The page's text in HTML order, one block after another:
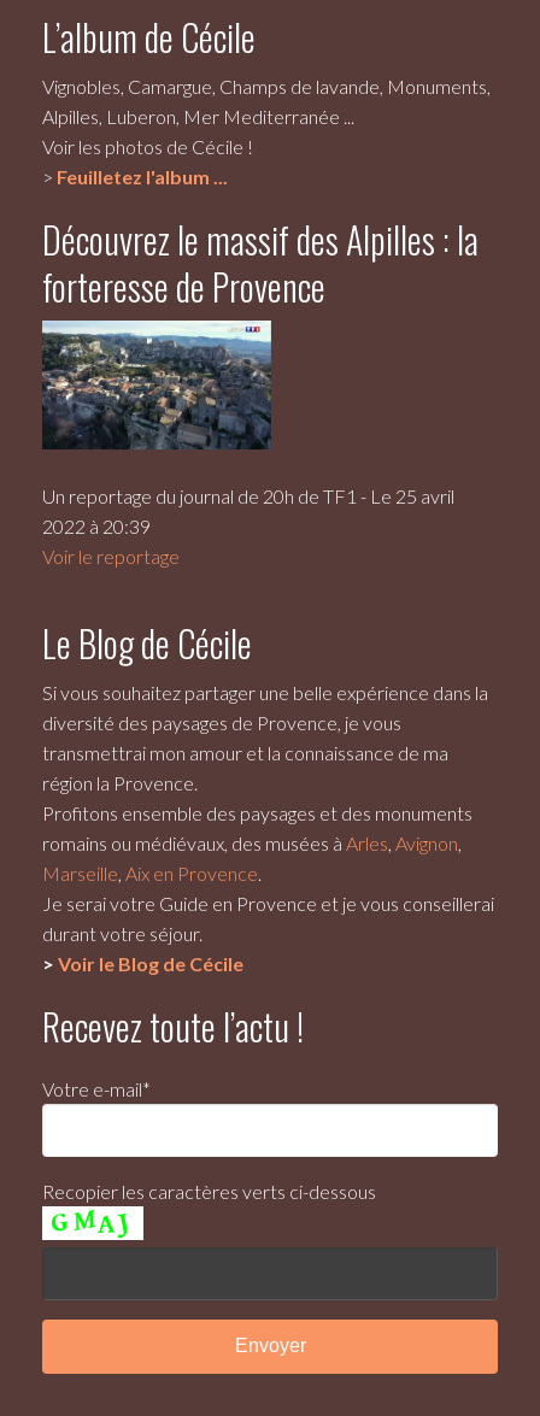
L’album de Cécile
Vignobles, Camargue, Champs de lavande, Monuments,
Alpilles, Luberon, Mer Mediterranée ...
Voir les photos de Cécile !
> Feuilletez l'album ...
Découvrez le massif des Alpilles : la
forteresse de Provence
Un reportage du journal de 20h de TF1 - Le 25 avril
2022 à 20:39
Voir le reportage
Le Blog de Cécile
Si vous souhaitez partager une belle expérience dans la
diversité des paysages de Provence, je vous
transmettrai mon amour et la connaissance de ma
région la Provence.
Profitons ensemble des paysages et des monuments
romains ou médiévaux, des musées à Arles Avignon
Marseille Aix en Provence
Je serai votre Guide en Provence et je vous conseillerai
durant votre séjour.
> Voir le Blog de Cécile
Recevez toute l’actu !
Votre e-mail*
Recopier les caractères verts ci-dessous